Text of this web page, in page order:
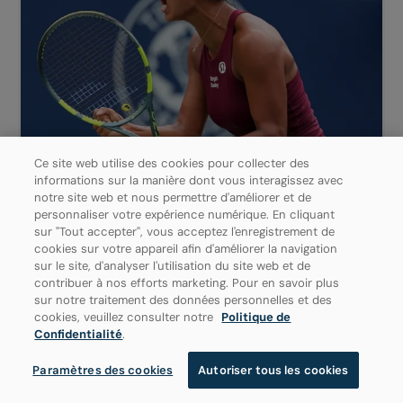
WTA RÉSULTATS
VENDREDI À L’OBN DE TORONTO :
FERNANDEZ SURPREND ANDREEVA
POUR ATTEINDRE LES HUITIÈMES DE
FINALE
Leylah Annie Fernandez a dominé la cinquième
mondiale Mirra Andreeva en deux manches de 6-
1 et 6-4 pour atteindre les...
Ce site web utilise des cookies pour collecter des
informations sur la manière dont vous interagissez avec
notre site web et nous permettre d'améliorer et de
personnaliser votre expérience numérique. En cliquant
sur "Tout accepter", vous acceptez l'enregistrement de
cookies sur votre appareil afin d'améliorer la navigation
sur le site, d'analyser l'utilisation du site web et de
contribuer à nos efforts marketing. Pour en savoir plus
sur notre traitement des données personnelles et des
cookies, veuillez consulter notre Politique de
Confidentialité.
Paramètres des cookies Autoriser tous les cookies